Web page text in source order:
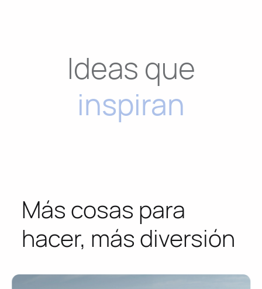
Ideas que
inspiran
Más cosas para
hacer, más diversión